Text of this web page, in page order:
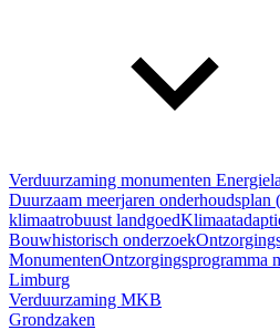
Verduurzaming monumenten
Duurzaam meerjaren onderhoudsplan
klimaatrobuust landgoed
Bouwhistorisch onderzoek
MonumentenOntzorgingsprogramma
Limburg
Verduurzaming MKB
Grondzaken